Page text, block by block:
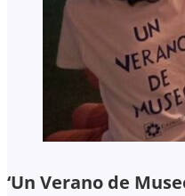
‘Un Verano de